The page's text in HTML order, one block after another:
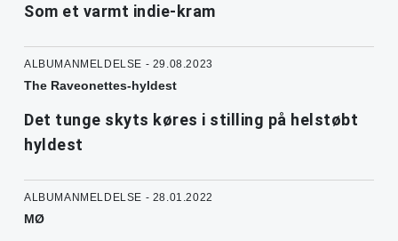
Som et varmt indie-kram
ALBUMANMELDELSE - 29.08.2023
The Raveonettes-hyldest
Det tunge skyts køres i stilling på helstøbt
hyldest
ALBUMANMELDELSE - 28.01.2022
MØ